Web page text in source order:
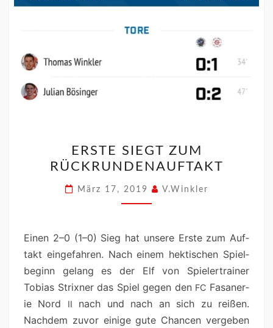
ERSTE SIEGT ZUM
RÜCKRUNDENAUFTAKT
März 17, 2019 V.Winkler
Einen 2–0 (1–0) Sieg hat unsere Erste zum Auf­
takt einge­fahren. Nach einem hek­tis­chen Spiel­
be­ginn gelang es der Elf von Spiel­er­train­er
Tobias Strixn­er das Spiel gegen den FC Fasaner­
ie Nord
II
nach und nach an sich zu reißen.
Nach­dem zuvor einige gute Chan­cen vergeben